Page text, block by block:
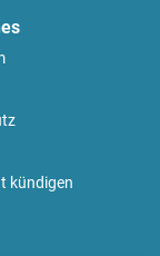
kündigen